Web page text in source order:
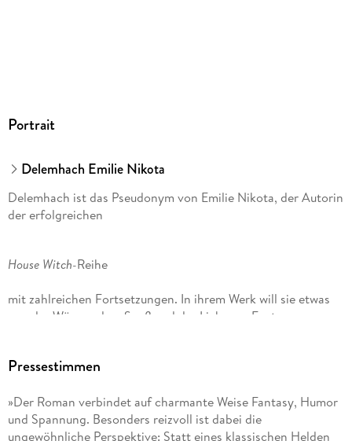
Portrait
Delemhach Emilie Nikota
Delemhach ist das Pseudonym von Emilie Nikota, der Autorin
der erfolgreichen
House Witch-Reihe
mit zahlreichen Fortsetzungen. In ihrem Werk will sie etwas
von der Wärme, dem Spaß und der Liebe zur Fantasy, zur
Pressestimmen
»Der Roman verbindet auf charmante Weise Fantasy, Humor
und Spannung. Besonders reizvoll ist dabei die
ungewöhnliche Perspektive: Statt eines klassischen Helden